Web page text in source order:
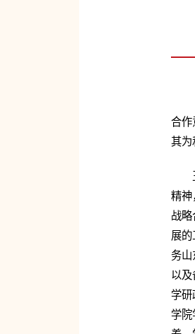
合作
其为
精神
战
展
务山
以及
学
学